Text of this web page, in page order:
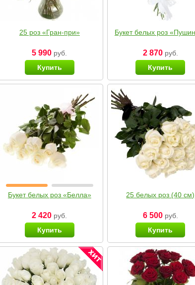
25 роз «Гран-при»
5 990 руб.
Купить
Букет белых роз
2 870руб.
Купить
Букет белых роз «Белла»
2 420 руб.
Купить
25 белых роз (40 см)
6 500руб.
Купить